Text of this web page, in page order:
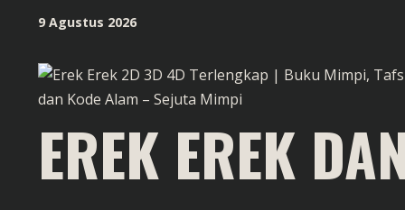
content
9 Agustus 2026
EREK EREK